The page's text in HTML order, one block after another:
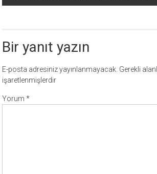
Bir yanıt yazın
E-posta adresiniz yayınlanmayacak. Gerekli
işaretlenmişlerdir
Yorum*